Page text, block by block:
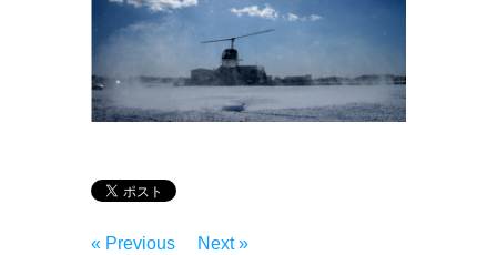
« Previous Next »